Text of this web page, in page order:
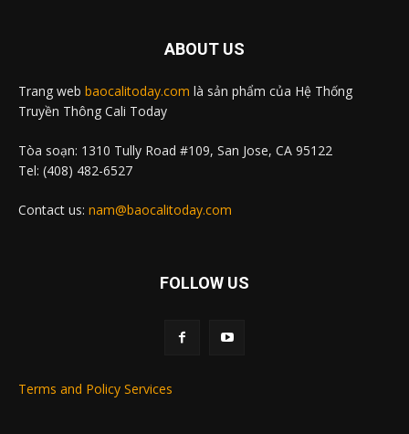
ABOUT US
Trang web baocalitoday.com là sản phẩm của Hệ Thống
Truyền Thông Cali Today
Tòa soạn: 1310 Tully Road #109, San Jose, CA 95122
Tel: (408) 482-6527
Contact us: nam@baocalitoday.com
FOLLOW US
Terms and Policy Services